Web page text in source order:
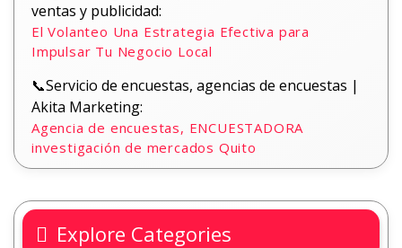
ventas y publicidad:
El Volanteo Una Estrategia Efectiva para
Impulsar Tu Negocio Local
📞Servicio de encuestas, agencias de encuestas |
Akita Marketing:
Agencia de encuestas, ENCUESTADORA
investigación de mercados Quito
Explore Categories